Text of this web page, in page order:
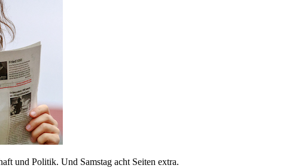
und Politik. Und Samstag acht Seiten extra.